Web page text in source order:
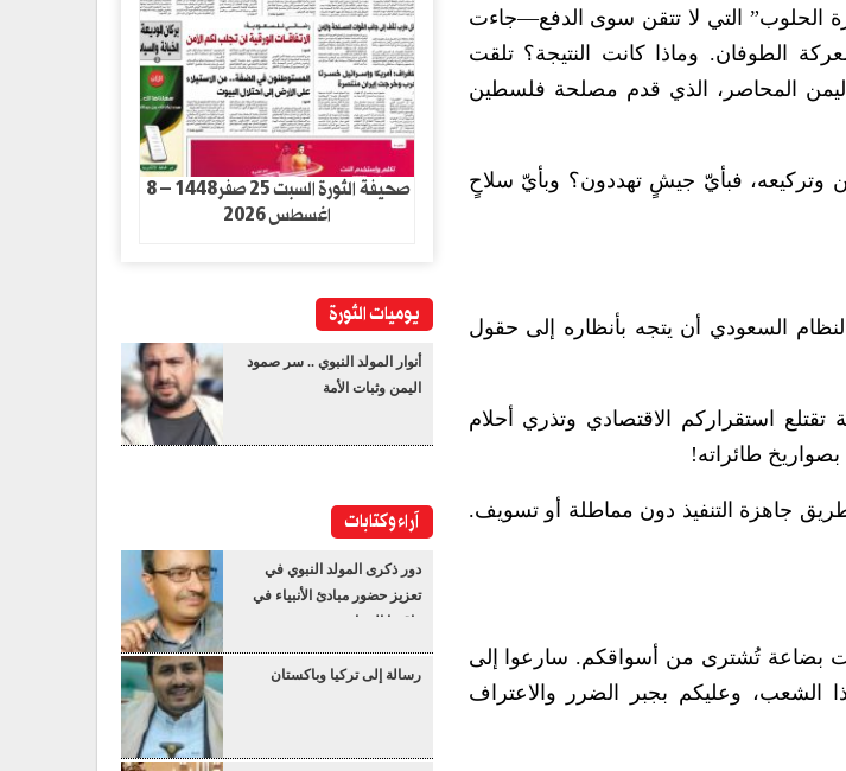
الحلوب” التي لا تتقن سوى الدفع—جاءت
الطوفان. وماذا كانت النتيجة؟ تلقت
المحاصر، الذي قدم مصلحة فلسطين
وتركيعه، فبأيّ جيشٍ تهددون؟ وبأيّ سلاحٍ
السعودي أن يتجه بأنظاره إلى حقول
استقراركم الاقتصادي وتذري أحلام
طائراته!
جاهزة التنفيذ دون مماطلة أو تسويف.
ليست بضاعة تُشترى من أسواقكم. سارعوا إلى
الشعب، وعليكم بجبر الضرر والاعتراف
صحيفة الثورة السبت 25 صفر1448 – 8
اغسطس 2026
يوميات الثورة
أنوار المولد النبوي .. سر صمود
اليمن وثبات الأمة
آراء وكتابات
دور ذكرى المولد النبوي في
تعزيز حضور مبادئ الأنبياء في
واقعنا المعاصر
رسالة إلى تركيا وباكستان